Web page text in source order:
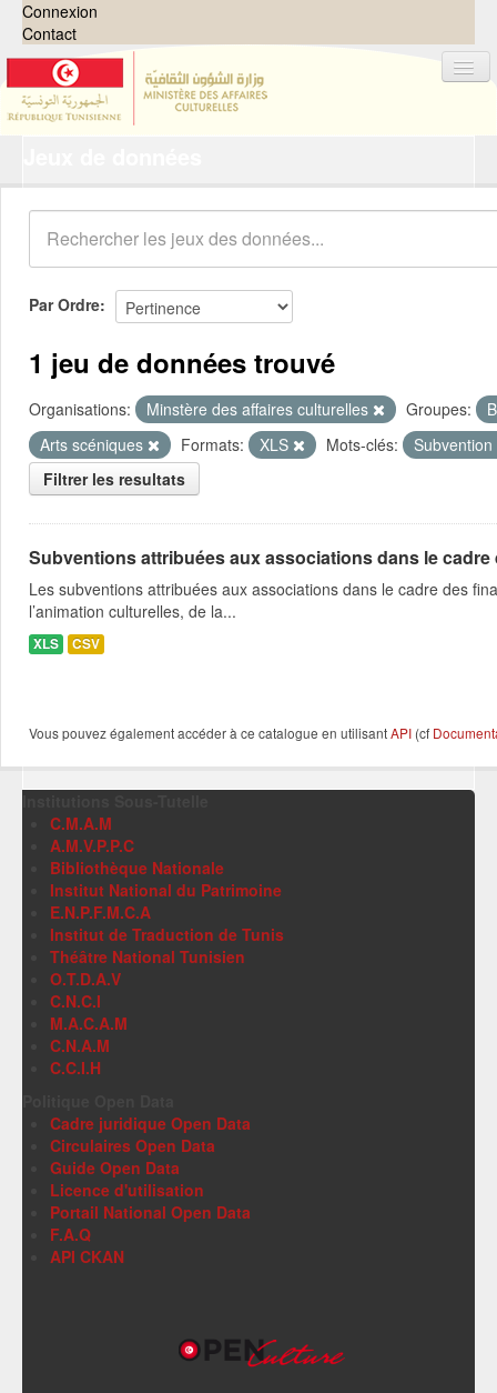
Connexion
Contact
Organisations
Groupes
Demandes 0
À propos
Par Ordre
1 jeu de données trouvé
Organisations: Minstère des affaires culturelles Groupes:
Arts scéniques
Formats: XLS Mots-clés:
Subvention
Filtrer les resultats
Subventions attribuées aux associations dans le
Les subventions attribuées aux associations dans le cadre des
l’animation culturelles, de la...
XLS CSV
Vous pouvez également accéder à ce catalogue en utilisantAPI (cf
C.M.A.M
A.M.V.P.P.C
Bibliothèque Nationale
Institut National du Patrimoine
E.N.P.F.M.C.A
Institut de Traduction de Tunis
Théâtre National Tunisien
O.T.D.A.V
C.N.C.I
M.A.C.A.M
C.N.A.M
C.C.I.H
Cadre juridique Open Data
Circulaires Open Data
Guide Open Data
Licence d'utilisation
Portail National Open Data
F.A.Q
API CKAN